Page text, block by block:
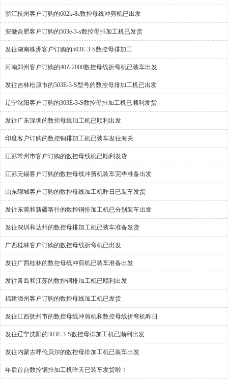
浙江杭州客户订购的602k-8c数控母线冲剪机已出发
安徽合肥客户订购的503e-3-s数控母排加工机已发货
发往湖南株洲客户订购的503E-3-S数控母排加工
河南郑州客户订购的40Z-2000数控母线折弯机已装车出发
发往吉林松原市的503E-3-S型号的数控母排加工机已出发
辽宁沈阳客户订购的303E-3-S数控母排加工机已顺利发货
发往广东深圳的数控母线加工机已顺利出发
印度客户订购的数控铜排加工机已装车发往海关
江苏常州市客户订购的数控母线机已顺利发货
江苏无锡客户订购的数控母线冲剪机装车完毕准备出发
山东聊城客户订购的数控母线加工机昨日已装车发货
发往东莞和新疆喀什的数控铜排加工机已分别装车出发
发往深圳和达州的数控母排加工机已装车准备发货
广西桂林客户订购的数控母线折弯机已出发
发往广西桂林的数控母线冲剪机已装车准备出发
发往青岛和江苏的数控铜排加工机已顺利出发
福建漳州客户订购的数控母线加工机已发货
发往江西抚州市的数控母线冲剪机和数控母线折弯机昨日
发往辽宁沈阳的303E-3-S数控母排加工机已顺利出发
发往内蒙古呼伦贝尔的数控母排加工机已装车出发
年后首台数控铜排加工机昨天已装车发货啦！